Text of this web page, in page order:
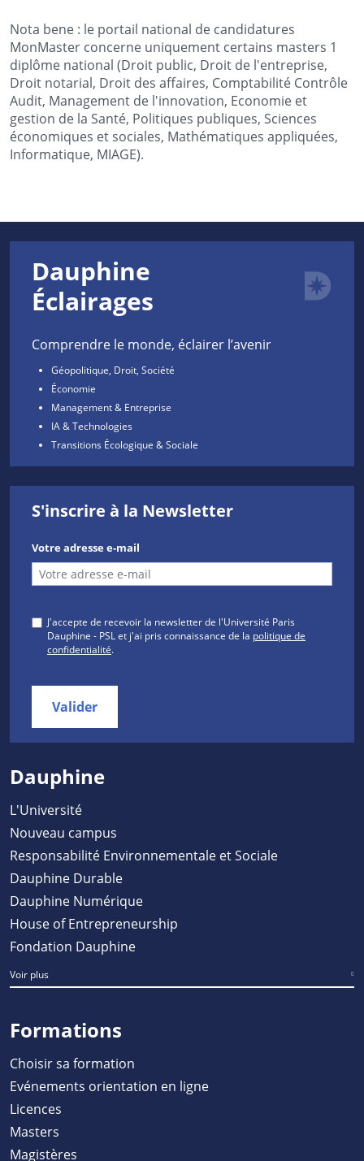
Nota bene : le portail national de candidatures
MonMaster concerne uniquement certains masters 1
diplôme national (Droit public, Droit de l'entreprise,
Droit notarial, Droit des affaires, Comptabilité Contrôle
Audit, Management de l'innovation, Economie et
gestion de la Santé, Politiques publiques, Sciences
économiques et sociales, Mathématiques appliquées,
Informatique, MIAGE).
Dauphine
Éclairages
Comprendre le monde, éclairer l’avenir
Géopolitique, Droit, Société
Économie
Management & Entreprise
IA & Technologies
Transitions Écologique & Sociale
S'inscrire à la Newsletter
Votre adresse e-mail
J'accepte de recevoir la newsletter de l'Université Paris
Dauphine - PSL et j'ai pris connaissance de la politique de
confidentialité.
Valider
Dauphine
L'Université
Nouveau campus
Responsabilité Environnementale et Sociale
Dauphine Durable
Dauphine Numérique
House of Entrepreneurship
Fondation Dauphine
Voir plus
Formations
Choisir sa formation
Evénements orientation en ligne
Licences
Masters
Magistères